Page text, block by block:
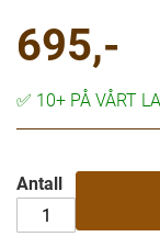
695,-
✅ 10+ PÅ VÅRT
Antall